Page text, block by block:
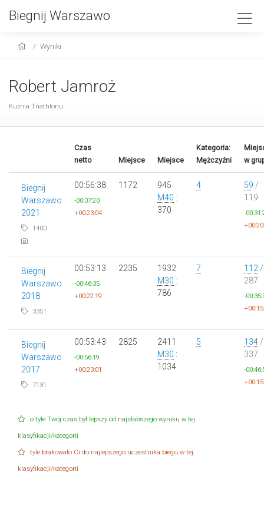
Biegnij Warszawo
Wyniki
Robert Jamroż
Kuźnia Triathlonu
Czas
netto
Miejsce Miejsce
Kategoria:
Mężczyźni
w
Biegnij
Warszawo
2021
1400
00:56:38
-00:37:20
+00:23:04
1172
945
M40 :
370
4 59 /
119
-
Biegnij
Warszawo
2018
3351
00:53:13
-00:46:35
+00:22:19
2235
1932
M30 :
786
7 112 /
287
-
Biegnij
Warszawo
2017
7131
00:53:43
-00:56:19
+00:23:01
2825
2411
M30 :
1034
5 134 /
337
-
o tyle Twój czas był lepszy od najsłabszego wyniku w tej
klasyfikacji/kategorii
tyle brakowało Ci do najlepszego uczestnika biegu w tej
klasyfikacji/kategorii